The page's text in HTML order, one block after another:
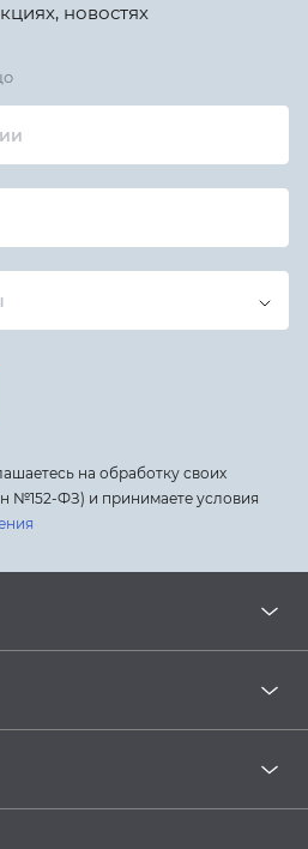
новостях
на обработку своих
№152-ФЗ) и принимаете условия